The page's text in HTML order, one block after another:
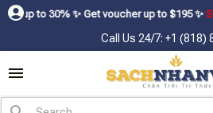
ㅤ Get voucher up to $195ㅤ ✨ㅤSHOP NOW ⬇
Call Us 24/7: +1 (818)